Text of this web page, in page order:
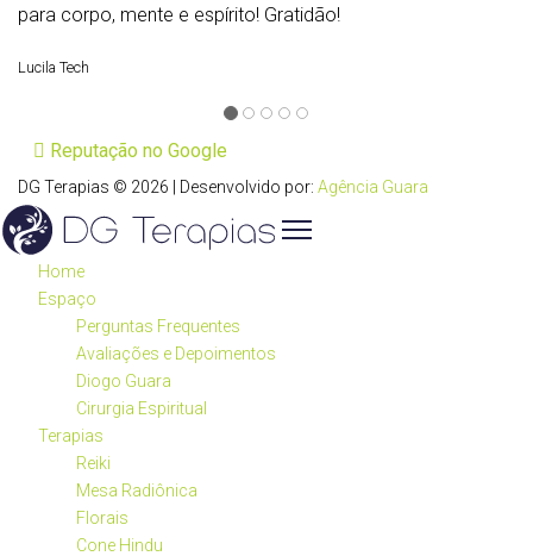
para corpo, mente e espírito! Gratidão!
Lucila Tech
Reputação no Google
DG Terapias © 2026 | Desenvolvido por: Agência Guara
Home
Espaço
Perguntas Frequentes
Avaliações e Depoimentos
Diogo Guara
Cirurgia Espiritual
Terapias
Reiki
Mesa Radiônica
Florais
Cone Hindu